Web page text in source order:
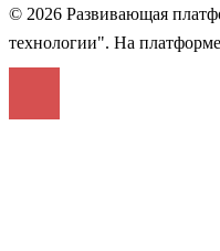
© 2026 Развивающая
технологии". На платформе
Войти